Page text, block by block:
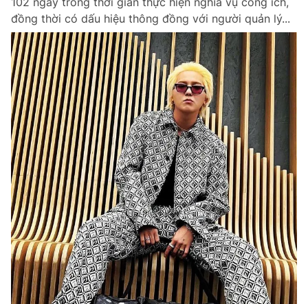
Chào ngày mới Tin 24h
Tin thị trường Tin 360
Video Magazine
Sản phẩm khác
Tiện ích Bạn cần biết
Thông tin tòa soạn Liên hệ quảng cáo
Tin đã xem
Đăng xuất
đồng thời có dấu hiệu thông đồng với người quản lý...